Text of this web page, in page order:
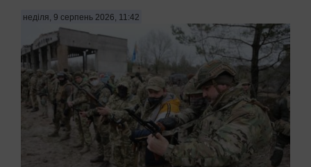
неділя, 9 серпень 2026, 11:42